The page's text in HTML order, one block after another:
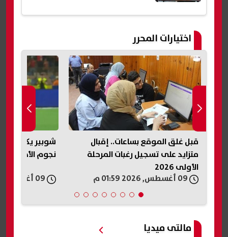
اختيارات المحرر
قبل غلق الموقع بساعات.. إقبال
متزايد على تسجيل رغبات المرحلة
الأولى 2026
شوبير يكشف
نجوم الأهلي..
مالتى ميديا